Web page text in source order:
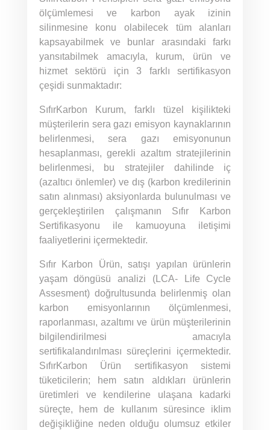
ölçümlemesi ve karbon ayak izinin
silinmesine konu olabilecek tüm alanları
kapsayabilmek ve bunlar arasındaki farkı
yansıtabilmek amacıyla, kurum, ürün ve
hizmet sektörü için 3 farklı sertifikasyon
çeşidi sunmaktadır:
SıfırKarbon Kurum, farklı tüzel kişilikteki
müşterilerin sera gazı emisyon kaynaklarının
belirlenmesi, sera gazı emisyonunun
hesaplanması, gerekli azaltım stratejilerinin
belirlenmesi, bu stratejiler dahilinde iç
(azaltıcı önlemler) ve dış (karbon kredilerinin
satın alınması) aksiyonlarda bulunulması ve
gerçekleştirilen çalışmanın Sıfır Karbon
Sertifikasyonu ile kamuoyuna iletişimi
faaliyetlerini içermektedir.
Sıfır Karbon Ürün, satışı yapılan ürünlerin
yaşam döngüsü analizi (LCA- Life Cycle
Assesment) doğrultusunda belirlenmiş olan
karbon emisyonlarının ölçümlenmesi,
raporlanması, azaltımı ve ürün müşterilerinin
bilgilendirilmesi amacıyla
sertifikalandırılması süreçlerini içermektedir.
SıfırKarbon Ürün sertifikasyon sistemi
tüketicilerin; hem satın aldıkları ürünlerin
üretimleri ve kendilerine ulaşana kadarki
süreçte, hem de kullanım süresince iklim
değişikliğine neden olduğu olumsuz etkiler